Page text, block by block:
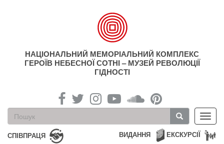
НАЦІОНАЛЬНИЙ МЕМОРІАЛЬНИЙ КОМПЛЕКС
ГЕРОЇВ НЕБЕСНОЇ СОТНІ – МУЗЕЙ РЕВОЛЮЦІЇ
ГІДНОСТІ
Пошукова
форма
Пошук
СПІВПРАЦЯ ЕКСКУРСІЇ
ВИДАННЯ